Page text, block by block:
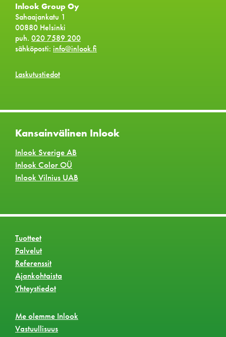
Inlook Group Oy
Sahaajankatu 1
00880 Helsinki
puh. 020 7589 200
sähköposti: info@inlook.fi
Laskutustiedot
Kansainvälinen Inlook
Inlook Sverige AB
Inlook Color OÜ
Inlook Vilnius UAB
Tuotteet
Palvelut
Referenssit
Ajankohtaista
Yhteystiedot
Me olemme Inlook
Vastuullisuus